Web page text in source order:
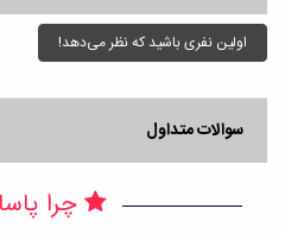
اولین نفری باشید که نظر می‌دهد!
سوالات متداول
چرا